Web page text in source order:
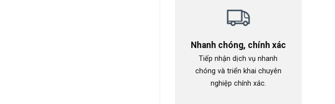
Nhanh chóng, chính xác
Tiếp nhận dịch vụ nhanh
chóng và triển khai chuyên
nghiệp chính xác.